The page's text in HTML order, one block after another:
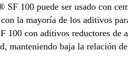
100 puede ser usado con
la mayoría de los aditivos
100 con aditivos reductores
manteniendo baja la relación